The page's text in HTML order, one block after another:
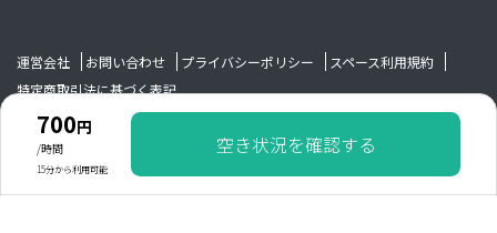
700円
/時間
15分から利用可能
空き状況を確認する
運営会社 お問い合わせ プライバシーポリシー
スペース利用規約
特定商取引法に基づく表記
Copyright WAIM GROUP All rights reserved.